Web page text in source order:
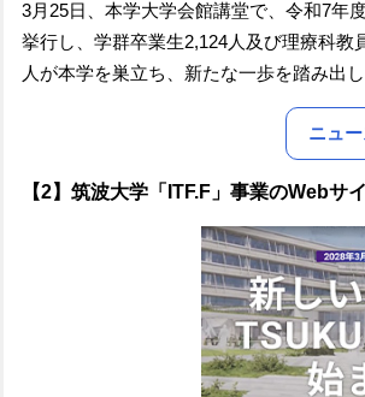
3月25日、本学大学会館講堂で、令和7年
挙行し、学群卒業生2,124人及び理療科教
人が本学を巣立ち、新たな一歩を踏み出し
ニュ
【2】筑波大学「ITF.F」事業のWebサ